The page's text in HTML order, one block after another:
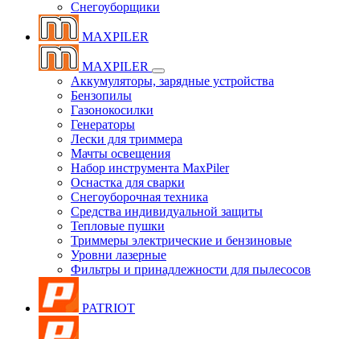
Снегоуборщики
MAXPILER
MAXPILER
Аккумуляторы, зарядные устройства
Бензопилы
Газонокосилки
Генераторы
Лески для триммера
Мачты освещения
Набор инструмента MaxPiler
Оснастка для сварки
Снегоуборочная техника
Средства индивидуальной защиты
Тепловые пушки
Триммеры электрические и бензиновые
Уровни лазерные
Фильтры и принадлежности для пылесосов
PATRIOT